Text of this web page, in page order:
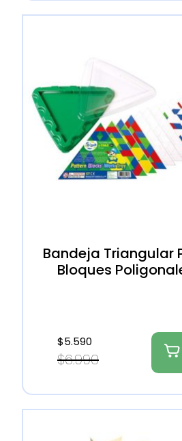
Bandeja Triangular
Bloques
$6.990
$5.590